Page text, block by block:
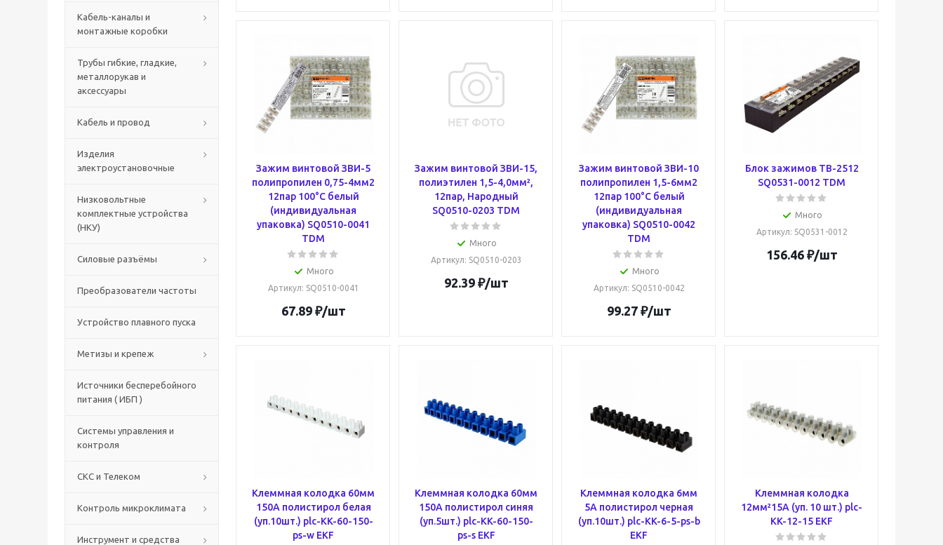
Кабель-каналы и
монтажные коробки
Трубы гибкие, гладкие,
металлорукав и
аксессуары
Кабель и провод
Изделия
электроустановочные
Низковольтные
комплектные устройства
(НКУ)
Силовые разъёмы
Преобразователи частоты
Устройство плавного пуска
Метизы и крепеж
Источники бесперебойного
питания ( ИБП )
Системы управления и
контроля
СКС и Телеком
Контроль микроклимата
Инструмент и средства
Зажим винтовой ЗВИ-5
полипропилен 0,75-4мм2
12пар 100°С белый
(индивидуальная
упаковка) SQ0510-0041
TDM
Много
Артикул: SQ0510-0041
67.89₽/шт
Зажим винтовой ЗВИ-15,
полиэтилен 1,5-4,0мм²,
12пар, Народный
SQ0510-0203 TDM
Много
Артикул: SQ0510-0203
92.39₽/шт
Зажим винтовой ЗВИ-10
полипропилен 1,5-6мм2
12пар 100°С белый
(индивидуальная
упаковка) SQ0510-0042
TDM
Много
Артикул: SQ0510-0042
99.27₽/шт
Блок зажимов ТВ-2512
SQ0531-0012 TDM
Много
Артикул: SQ0531-0012
156.46₽/шт
Клеммная колодка 60мм
150А полистирол белая
(уп.10шт.) plc-KK-60-150-
ps-w EKF
Клеммная колодка 60мм
150А полистирол синяя
(уп.5шт.) plc-KK-60-150-
ps-s EKF
Клеммная колодка 6мм
5А полистирол черная
(уп.10шт.) plc-KK-6-5-ps-b
EKF
Клеммная колодка
12мм²15А (уп. 10 шт.) plc-
KK-12-15 EKF